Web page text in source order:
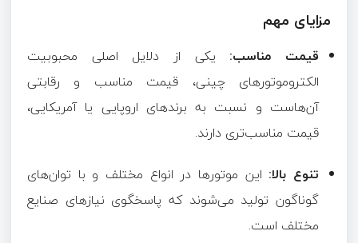
مزایای مهم
قیمت مناسب: یکی از دلایل اصلی محبوبیت
الکتروموتورهای چینی، قیمت مناسب و رقابتی
آن‌هاست و نسبت به برندهای اروپایی یا آمریکایی،
قیمت مناسب‌تری دارند.
تنوع بالا: این موتورها در انواع مختلف و با توان‌های
گوناگون تولید می‌شوند که پاسخگوی نیازهای صنایع
مختلف است.